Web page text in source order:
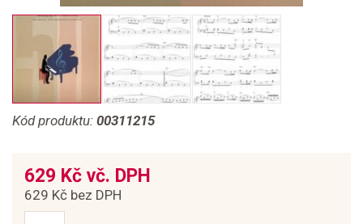
Kód produktu: 00311215
629 Kč vč. DPH
629 Kč bez DPH